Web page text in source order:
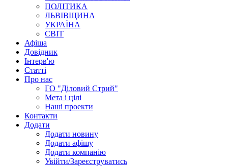
ПОЛІТИКА
ЛЬВІВЩИНА
УКРАЇНА
СВІТ
Афіша
Довідник
Інтерв'ю
Статті
Про нас
ГО "Діловий Стрий"
Мета і цілі
Наші проекти
Контакти
Додати
Додати новину
Додати афішу
Додати компанію
Увійти/Зареєструватись